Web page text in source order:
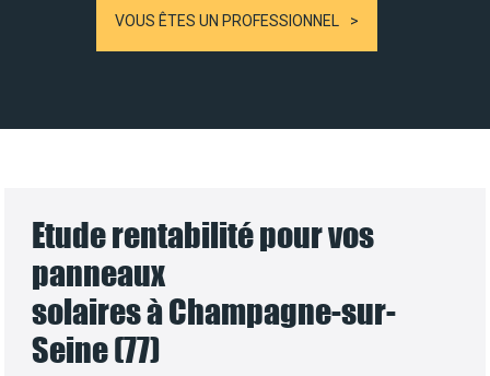
VOUS ÊTES UN PROFESSIONNEL
Etude rentabilité pour vos
panneaux
solaires à Champagne-sur-
Seine (77)